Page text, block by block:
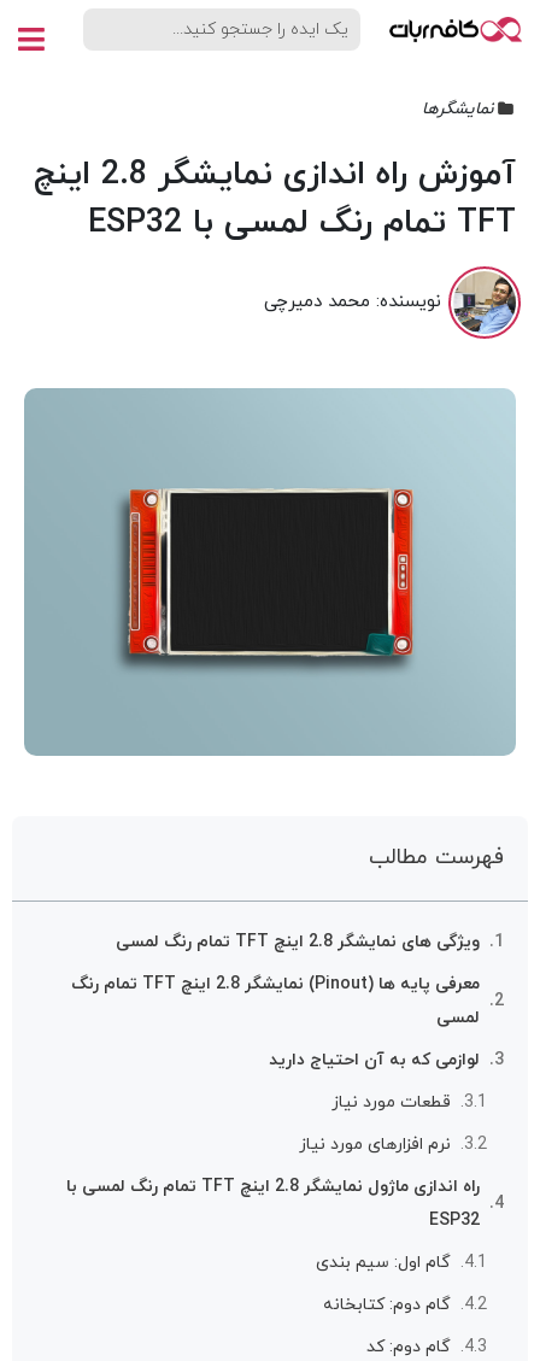
نمایشگرها
آموزش راه اندازی نمایشگر 2.8 اینچ
TFT تمام رنگ لمسی با ESP32
نویسنده: محمد دمیرچی
فهرست مطالب
ویژگی های نمایشگر 2.8 اینچ TFT تمام رنگ لمسی
معرفی پایه ها (Pinout) نمایشگر 2.8 اینچ TFT تمام رنگ
لمسی
لوازمی که به آن احتیاج دارید
قطعات مورد نیاز
نرم افزارهای مورد نیاز
راه اندازی ماژول نمایشگر 2.8 اینچ TFT تمام رنگ لمسی با
ESP32
گام اول: سیم بندی
گام دوم: کتابخانه
گام دوم: کد